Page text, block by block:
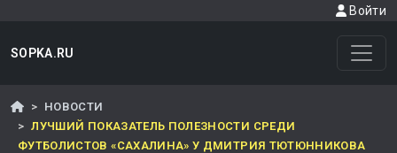
Войти
SOPKA.RU
НОВОСТИ
ЛУЧШИЙ ПОКАЗАТЕЛЬ ПОЛЕЗНОСТИ СРЕДИ
ФУТБОЛИСТОВ «САХАЛИНА» У ДМИТРИЯ ТЮТЮННИКОВА